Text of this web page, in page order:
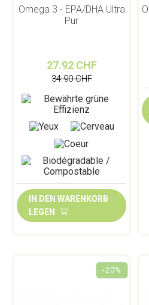
Omega 3 - EPA/DHA Ultra
Pur
27.92 CHF
34.90 CHF
IN DEN WARENKORB
LEGEN
-20%